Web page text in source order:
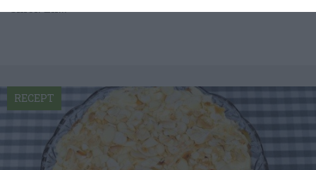
smör. En...
RECEPT